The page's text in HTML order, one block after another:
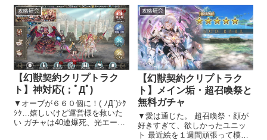
（精鋭の宝珠50個×２）、オーブ
が64個（32個×２） すごい安い
と感じてしまう...
様よりSL：闇オルレア 編成難易
度が高く申し訳ないのですが、
安定して攻略出来ました！
【極】ア...
攻略研究
【幻獣契約クリプトラク
ト】神対応(；ﾟДﾟ)
▼オーブが６６０個に！( ﾉД`)ｼｸ
ｼｸ…嬉しいけど運営様を救いた
い ガチャは40連爆死、光エーゼ
攻略研究
【幻獣契約クリプトラク
ト】メイン垢・超召喚祭と
無料ガチャ
▼愛は通じた。 超召喚祭・顔が
好きすぎて、欲しかったユニッ
ト 最近絵を１週間頑張って模写